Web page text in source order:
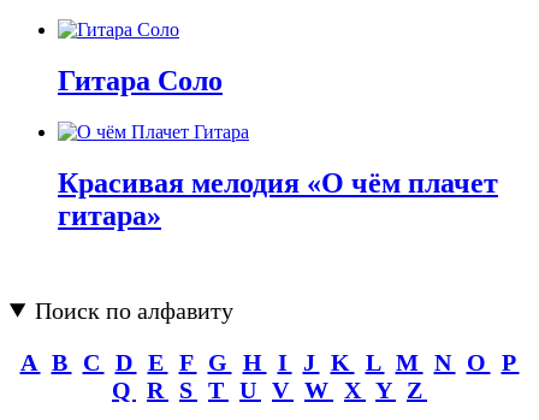
Гитара Соло
Красивая мелодия «О чём плачет
гитара»
Поиск по алфавиту
A B C D E F G H I J K L M N O
P
Q
R S T U V W X Y Z